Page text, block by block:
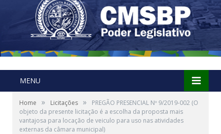
MENU
Home » Licitações »
PREGÃO PRESENCIAL Nº 9/2019-002 (O
objeto da presente licitação é a escolha da proposta mais
vantajosa para locação de veiculo para uso nas atividades
externas da câmara municipal)